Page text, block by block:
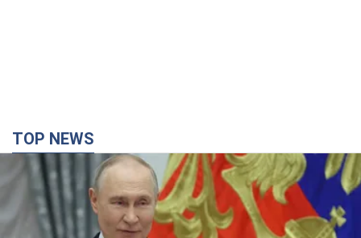
Путін не готовий завершувати війну: дві карти
Кремля, які потрібно вибити, щоб змінити його
думку. Інтерв’ю з Веселовським